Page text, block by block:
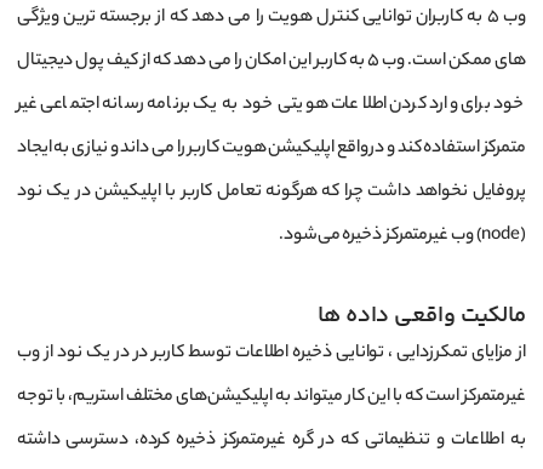
وب 5 به کاربران توانایی کنترل هویت را می دهد که از برجسته ترین ویژگی
های ممکن است. وب 5 به کاربر این امکان را می دهد که از کیف پول دیجیتال
خود برای وارد کردن اطلاعات هویتی خود به یک برنامه رسانه اجتماعی غیر
متمرکز استفاده کند و درواقع اپلیکیشن هویت کاربر را می داند و نیازی به ایجاد
پروفایل نخواهد داشت چرا که هرگونه تعامل کاربر با اپلیکیشن در یک نود
(node) وب غیرمتمرکز ذخیره می‌شود.
مالکیت واقعی داده ها
از مزایای تمکرزدایی ، توانایی ذخیره اطلاعات توسط کاربر در در یک نود از وب
غیرمتمرکز است که با این کار میتواند به اپلیکیشن‌های مختلف استریم، با توجه
به اطلاعات و تنظیماتی که در گره غیرمتمرکز ذخیره کرده، دسترسی داشته